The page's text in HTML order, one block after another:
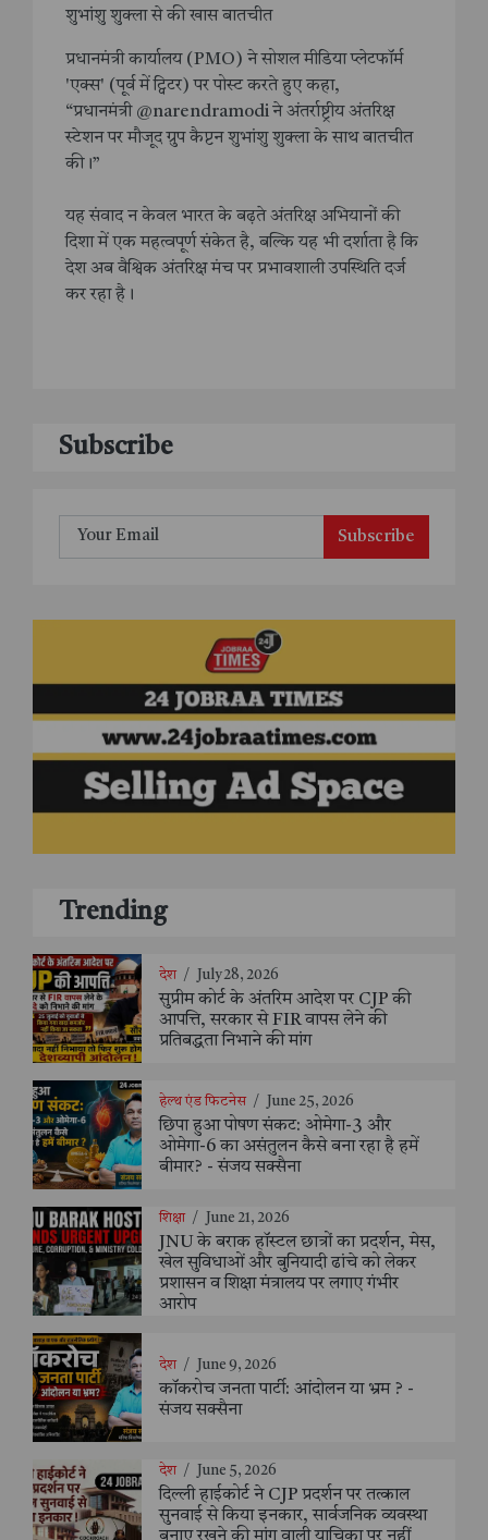
शुभांशु शुक्ला से की खास बातचीत
प्रधानमंत्री कार्यालय (PMO) ने सोशल मीडिया प्लेटफॉर्म
'एक्स' (पूर्व में ट्विटर) पर पोस्ट करते हुए कहा,
“प्रधानमंत्री @narendramodi ने अंतर्राष्ट्रीय अंतरिक्ष
स्टेशन पर मौजूद ग्रुप कैप्टन शुभांशु शुक्ला के साथ बातचीत
की।”
यह संवाद न केवल भारत के बढ़ते अंतरिक्ष अभियानों की
दिशा में एक महत्वपूर्ण संकेत है, बल्कि यह भी दर्शाता है कि
देश अब वैश्विक अंतरिक्ष मंच पर प्रभावशाली उपस्थिति दर्ज
कर रहा है।
Subscribe
Subscribe
Trending
देश / July 28, 2026
सुप्रीम कोर्ट के अंतरिम आदेश पर CJP की
आपत्ति, सरकार से FIR वापस लेने की
प्रतिबद्धता निभाने की मांग
हेल्थ एंड फिटनेस / June 25, 2026
छिपा हुआ पोषण संकट: ओमेगा-3 और
ओमेगा-6 का असंतुलन कैसे बना रहा है हमें
बीमार? - संजय सक्सैना
शिक्षा / June 21, 2026
JNU के बराक हॉस्टल छात्रों का प्रदर्शन, मेस,
खेल सुविधाओं और बुनियादी ढांचे को लेकर
प्रशासन व शिक्षा मंत्रालय पर लगाए गंभीर
आरोप
देश / June 9, 2026
कॉकरोच जनता पार्टी: आंदोलन या भ्रम ? -
संजय सक्सैना
देश / June 5, 2026
दिल्ली हाईकोर्ट ने CJP प्रदर्शन पर तत्काल
सुनवाई से किया इनकार, सार्वजनिक व्यवस्था